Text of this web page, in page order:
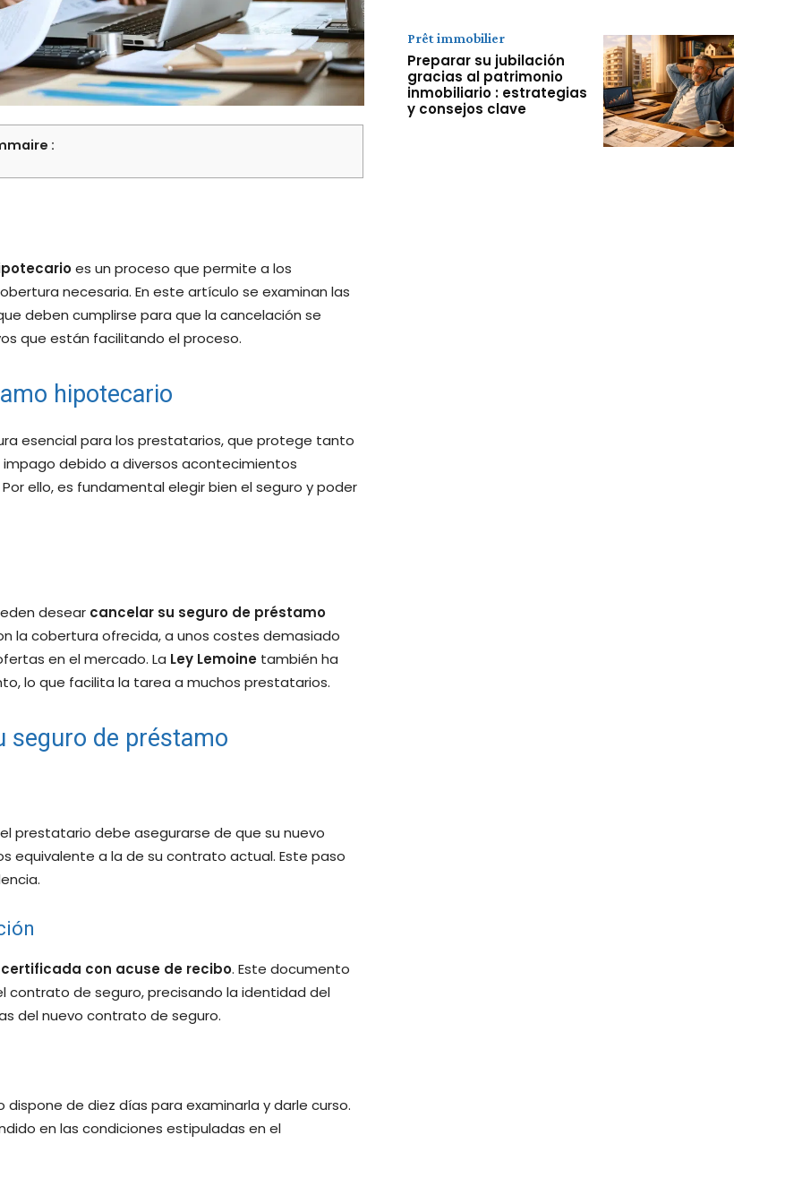
:
es un proceso que permite a los
necesaria. En este artículo se examinan las
deben cumplirse para que la cancelación se
que están facilitando el proceso.
hipotecario
esencial para los prestatarios, que protege tanto
debido a diversos acontecimientos
ello, es fundamental elegir bien el seguro y poder
desear cancelar su seguro de préstamo
la cobertura ofrecida, a unos costes demasiado
en el mercado. La Ley Lemoine también ha
lo que facilita la tarea a muchos prestatarios.
seguro de préstamo
prestatario debe asegurarse de que su nuevo
equivalente a la de su contrato actual. Este paso
con acuse de recibo. Este documento
contrato de seguro, precisando la identidad del
del nuevo contrato de seguro.
de diez días para examinarla y darle curso.
en las condiciones estipuladas en el
Prêt immobilier
Preparar su jubilación
gracias al patrimonio
inmobiliario : estrategias
y consejos clave